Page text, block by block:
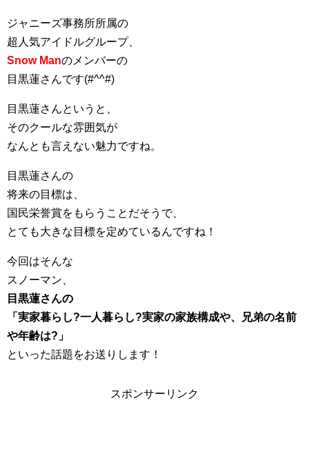
ジャニーズ事務所所属の
超人気アイドルグループ、
Snow Manのメンバーの
目黒蓮さんです(#^^#)
目黒蓮さんというと、
そのクールな雰囲気が
なんとも言えない魅力ですね。
目黒蓮さんの
将来の目標は、
国民栄誉賞をもらうことだそうで、
とても大きな目標を定めているんですね！
今回はそんな
スノーマン、
目黒蓮さんの
「実家暮らし?一人暮らし?実家の家族構成や、兄弟の名前
や年齢は?」
といった話題をお送りします！
スポンサーリンク